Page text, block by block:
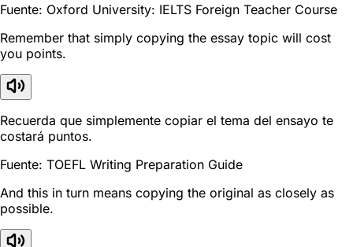
Fuente: Oxford University: IELTS Foreign Teacher Course
Remember that simply copying the essay topic will cost
you points.
Recuerda que simplemente copiar el tema del ensayo te
costará puntos.
Fuente: TOEFL Writing Preparation Guide
And this in turn means copying the original as closely as
possible.